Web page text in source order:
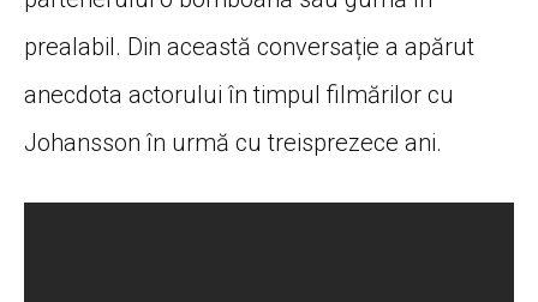
prealabil. Din această conversație a apărut
anecdota actorului în timpul filmărilor cu
Johansson în urmă cu treisprezece ani.